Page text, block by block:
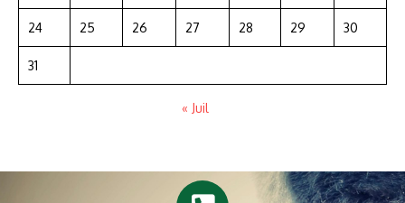
24 25 26 27 28 29 30
31
« Juil